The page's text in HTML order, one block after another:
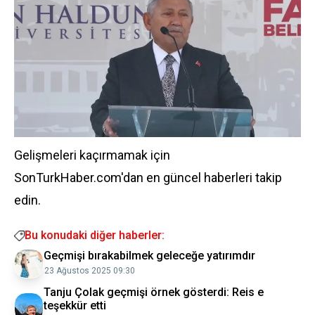
Gelişmeleri kaçırmamak için
SonTurkHaber.com'dan en güncel haberleri takip
edin.
Bu konudaki diğer haberler:
Geçmişi bırakabilmek geleceğe yatırımdır
23 Ağustos 2025 09:30
Tanju Çolak geçmişi örnek gösterdi: Reis e
teşekkür etti